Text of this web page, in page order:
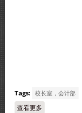
Tags: 校长室，会计部
查看更多